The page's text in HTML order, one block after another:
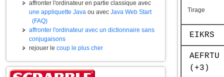
affronter l'ordinateur en partie classique avec
une appliquette Java ou avec Java Web Start
(FAQ)
affronter l'ordinateur avec un dictionnaire sans
conjugaisons
rejouer le coup le plus cher
Tirage
EIKRS
AEFRTU
(+3)